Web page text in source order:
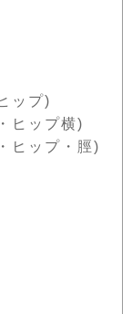
ップ)
ヒップ横)
ヒップ・脛)